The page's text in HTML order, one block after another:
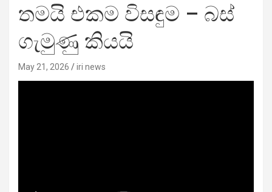
තමයි එකම විසඳුම – බස්
ගැමුණු කියයි
May 21, 2026 iri news